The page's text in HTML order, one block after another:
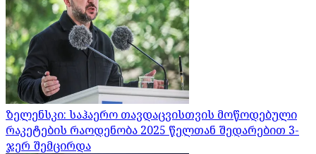
ზელენსკი: საჰაერო თავდაცვისთვის მოწოდებული
რაკეტების რაოდენობა 2025 წელთან შედარებით 3-
ჯერ შემცირდა